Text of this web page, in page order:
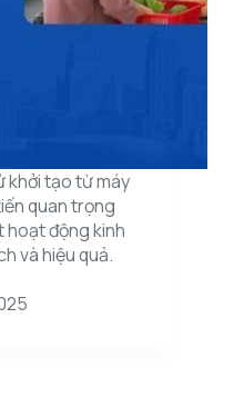
khởi tạo từ máy
quan trọng
hoạt động kinh
và hiệu quả.